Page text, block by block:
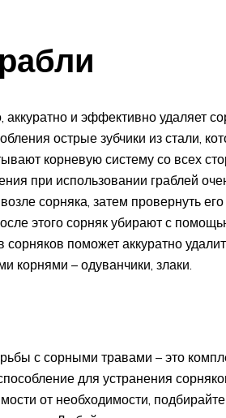
аккуратно и эффективно удаляет
острые зубчики из стали,
корневую систему со всех
при использовании граблей
сорняка, затем провернуть
этого сорняк убирают с
сорняков поможет аккуратно
корнями – одуванчики, злаки.
с сорными травами – это
для устранения
от необходимости,